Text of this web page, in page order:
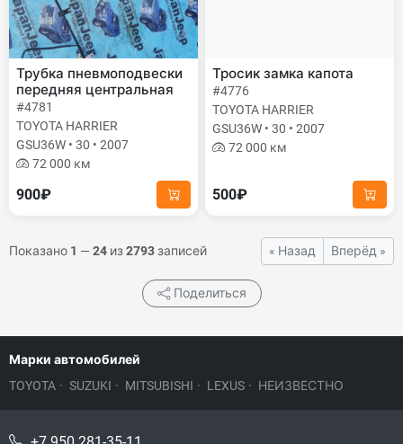
Трубка пневмоподвески
передняя центральная
#4781
TOYOTA HARRIER
GSU36W • 30 • 2007
72 000 км
900₽
Тросик замка капота
#4776
TOYOTA HARRIER
GSU36W • 30 • 2007
72 000 км
500₽
Показано 1 — 24 из2793записей « Назад Вперёд »
Поделиться
Марки автомобилей
TOYOTA · SUZUKI · MITSUBISHI · LEXUS · НЕИЗВЕСТНО